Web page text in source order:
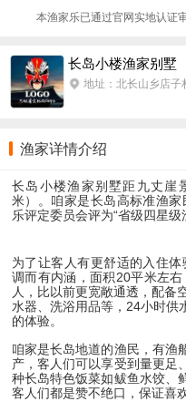
本渔家乐已通过官网实地认证
长岛小楼渔家别墅
地址：北长山乡店子
渔家详情介绍
长岛小楼渔家别墅距九丈崖
米）。咱家是长岛高标准渔家
乐评定委员会评为“省级四星级
为了让客人有更舒适的入住
调而有内涵，面积20平米左右
人 ， 比以前更宽敞通透，配备
水器、洗浴用品等，24小时供
的体验。
咱家是长岛地道的渔民， 有渔
产，客人们可以享受到量更足
种长岛特色饭菜如鲅鱼水饺、
客人们都是赞不绝口，保证喜